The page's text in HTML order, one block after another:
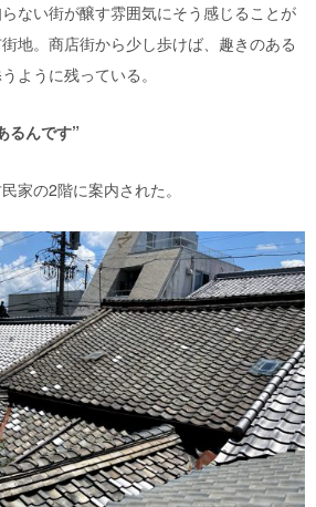
ない街が醸す雰囲気にそう感じることが
地。商店街から少し歩けば、趣きのある
ように残っている。
るんです”
家の2階に案内された。